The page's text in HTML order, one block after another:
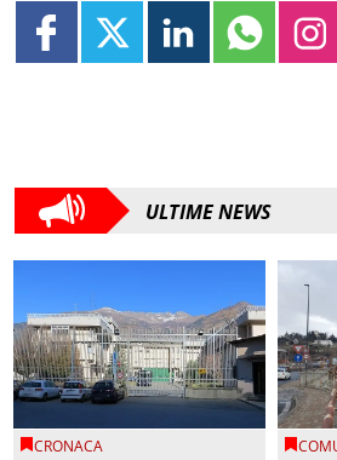
ULTIME NEWS
CRONACA